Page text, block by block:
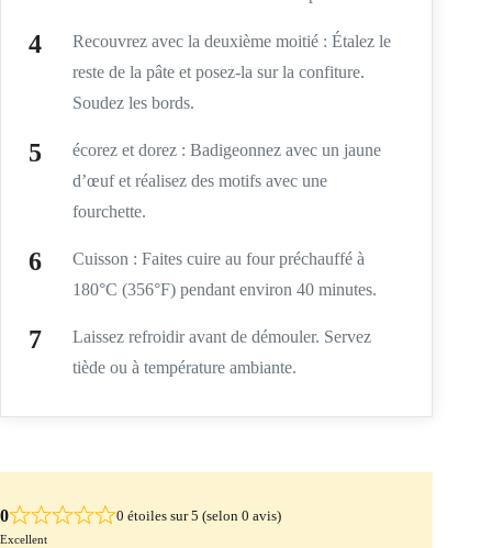
Recouvrez avec la deuxième moitié : Étalez le
reste de la pâte et posez-la sur la confiture.
Soudez les bords.
écorez et dorez : Badigeonnez avec un jaune
d’œuf et réalisez des motifs avec une
fourchette.
Cuisson : Faites cuire au four préchauffé à
180°C (356°F) pendant environ 40 minutes.
Laissez refroidir avant de démouler. Servez
tiède ou à température ambiante.
0 0 étoiles sur 5 (selon 0 avis)
Excellent